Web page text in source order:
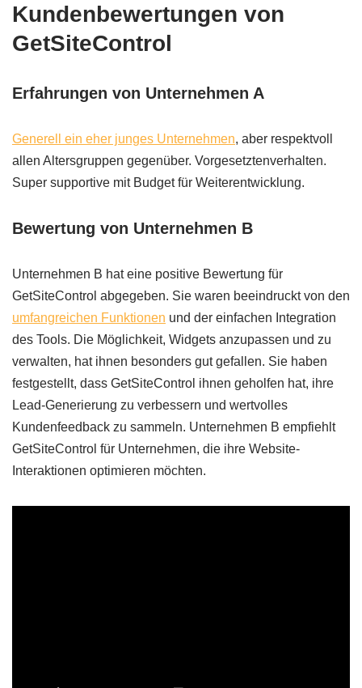
Kundenbewertungen von
GetSiteControl
Erfahrungen von Unternehmen A
Generell ein eher junges Unternehmen, aber respektvoll
allen Altersgruppen gegenüber. Vorgesetztenverhalten.
Super supportive mit Budget für Weiterentwicklung.
Bewertung von Unternehmen B
Unternehmen B hat eine positive Bewertung für
GetSiteControl abgegeben. Sie waren beeindruckt von den
umfangreichen Funktionen und der einfachen Integration
des Tools. Die Möglichkeit, Widgets anzupassen und zu
verwalten, hat ihnen besonders gut gefallen. Sie haben
festgestellt, dass GetSiteControl ihnen geholfen hat, ihre
Lead-Generierung zu verbessern und wertvolles
Kundenfeedback zu sammeln. Unternehmen B empfiehlt
GetSiteControl für Unternehmen, die ihre Website-
Interaktionen optimieren möchten.